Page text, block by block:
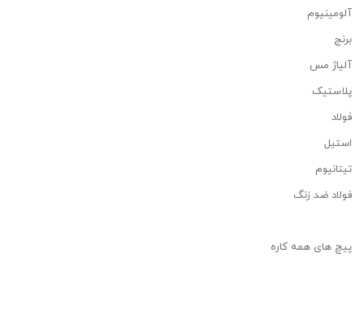
آلومینیوم
برنج
آلیاژ مس
پلاستیک
فولاد
استیل
تیتانیوم
فولاد ضد زنگ
پیچ های همه کاره